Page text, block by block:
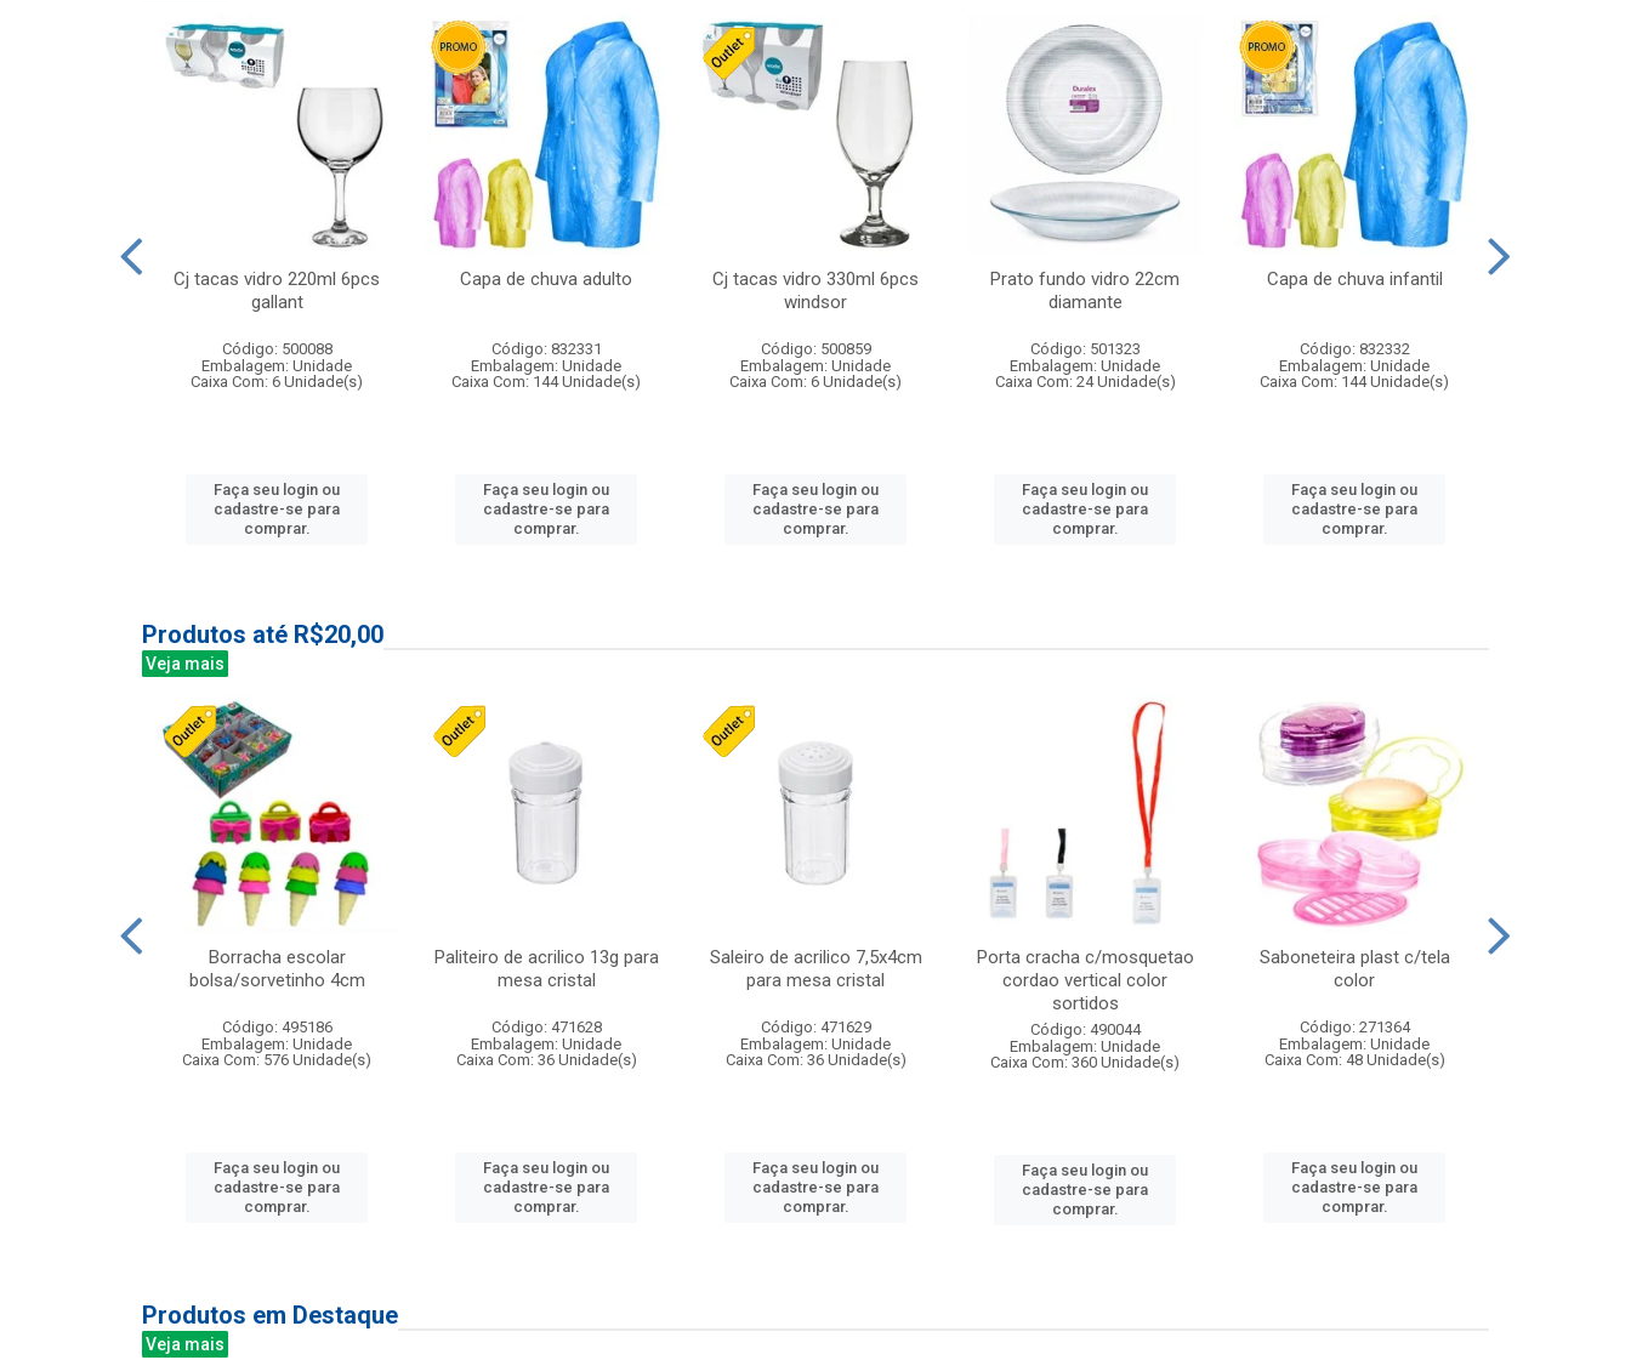
Cj tacas vidro 220ml 6pcs
gallant
Código: 500088
Embalagem: Unidade
Caixa Com: 6 Unidade(s)
Faça seu login ou
cadastre-se para
comprar.
Capa de chuva adulto
Código: 832331
Embalagem: Unidade
Caixa Com: 144 Unidade(s)
Faça seu login ou
cadastre-se para
comprar.
Cj tacas vidro 330ml 6pcs
windsor
Código: 500859
Embalagem: Unidade
Caixa Com: 6 Unidade(s)
Faça seu login ou
cadastre-se para
comprar.
Prato fundo vidro 22cm
diamante
Código: 501323
Embalagem: Unidade
Caixa Com: 24 Unidade(s)
Faça seu login ou
cadastre-se para
comprar.
Capa de chuva infantil
Código: 832332
Embalagem: Unidade
Caixa Com: 144 Unidade(s)
Faça seu login ou
cadastre-se para
comprar.
Produtos até R$20,00
Veja mais
Borracha escolar
bolsa/sorvetinho 4cm
Código: 495186
Embalagem: Unidade
Caixa Com: 576 Unidade(s)
Faça seu login ou
cadastre-se para
comprar.
Paliteiro de acrilico 13g para
mesa cristal
Código: 471628
Embalagem: Unidade
Caixa Com: 36 Unidade(s)
Faça seu login ou
cadastre-se para
comprar.
Saleiro de acrilico 7,5x4cm
para mesa cristal
Código: 471629
Embalagem: Unidade
Caixa Com: 36 Unidade(s)
Faça seu login ou
cadastre-se para
comprar.
Porta cracha c/mosquetao
cordao vertical color
sortidos
Código: 490044
Embalagem: Unidade
Caixa Com: 360 Unidade(s)
Faça seu login ou
cadastre-se para
comprar.
Saboneteira plast c/tela
color
Código: 271364
Embalagem: Unidade
Caixa Com: 48 Unidade(s)
Faça seu login ou
cadastre-se para
comprar.
Produtos em Destaque
Veja mais